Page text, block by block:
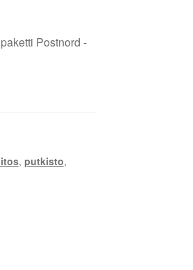
Postnord -
, putkisto,